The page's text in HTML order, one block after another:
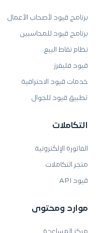
برنامج قيود لأصحاب الأعمال
برنامج قيود للمحاسبين
نظام نقاط البيع
قيود فليفرز
خدمات قيود الاحترافية
تطبيق قيود للجوال
التكاملات
الفاتورة الإلكترونية
متجر التكاملات
قيود API
موارد ومحتوى